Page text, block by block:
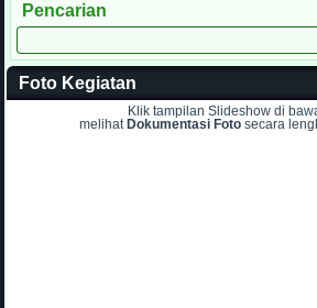
Pencarian
Foto Kegiatan
Klik tampilan Slideshow di
melihat Dokumentasi Fotosecara